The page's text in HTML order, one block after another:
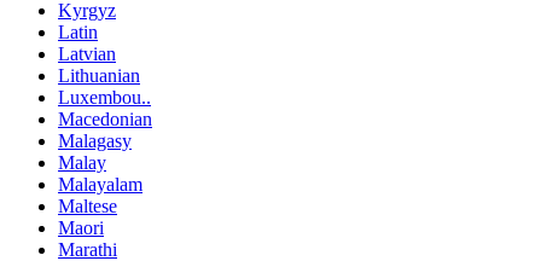
Kyrgyz
Latin
Latvian
Lithuanian
Luxembou..
Macedonian
Malagasy
Malay
Malayalam
Maltese
Maori
Marathi